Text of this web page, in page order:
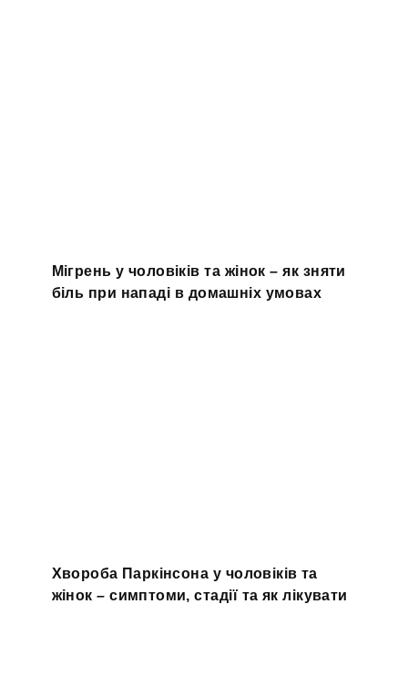
Мігрень у чоловіків та жінок – як зняти
біль при нападі в домашніх умовах
Хвороба Паркінсона у чоловіків та
жінок – симптоми, стадії та як лікувати